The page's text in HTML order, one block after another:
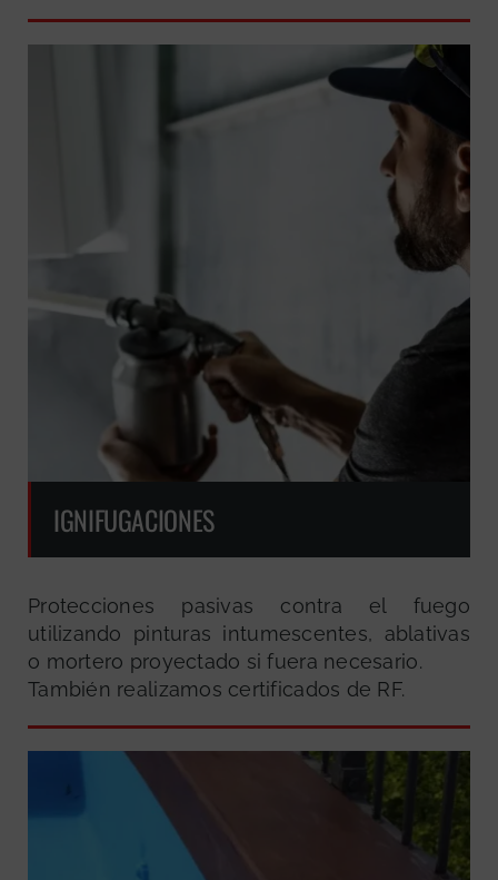
IGNIFUGACIONES
Protecciones pasivas contra el fuego
utilizando pinturas intumescentes, ablativas
o mortero proyectado si fuera necesario.
También realizamos certificados de RF.